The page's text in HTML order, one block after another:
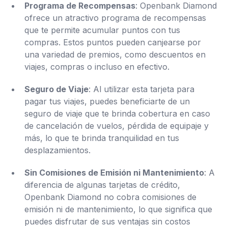
Programa de Recompensas: Openbank Diamond
ofrece un atractivo programa de recompensas
que te permite acumular puntos con tus
compras. Estos puntos pueden canjearse por
una variedad de premios, como descuentos en
viajes, compras o incluso en efectivo.
Seguro de Viaje: Al utilizar esta tarjeta para
pagar tus viajes, puedes beneficiarte de un
seguro de viaje que te brinda cobertura en caso
de cancelación de vuelos, pérdida de equipaje y
más, lo que te brinda tranquilidad en tus
desplazamientos.
Sin Comisiones de Emisión ni Mantenimiento: A
diferencia de algunas tarjetas de crédito,
Openbank Diamond no cobra comisiones de
emisión ni de mantenimiento, lo que significa que
puedes disfrutar de sus ventajas sin costos